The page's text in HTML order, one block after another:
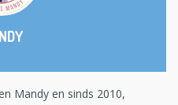
Mandy en sinds 2010,